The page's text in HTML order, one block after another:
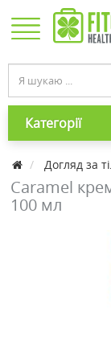
Категорії
Догляд за
Caramel
100 мл